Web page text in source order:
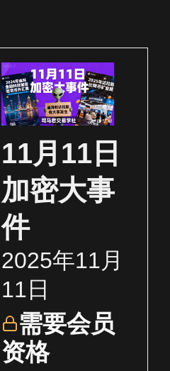
11月11日
加密大事
件
2025年11月
11日
需要会员
资格